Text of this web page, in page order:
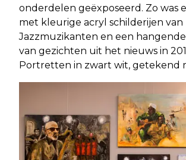
onderdelen geëxposeerd. Zo was
met kleurige acryl schilderijen van
Jazzmuzikanten en een
van gezichten uit het nieuws in
Portretten in zwart wit, getekend